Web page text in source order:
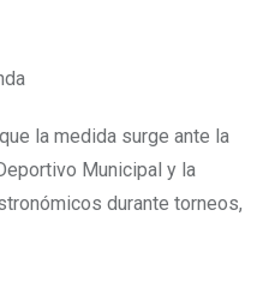
la medida surge ante la
Municipal y la
durante torneos,